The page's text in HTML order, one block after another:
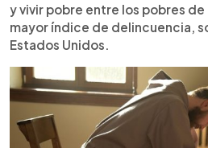
y vivir pobre entre los pobres de
mayor índice de delincuencia,
Estados Unidos.